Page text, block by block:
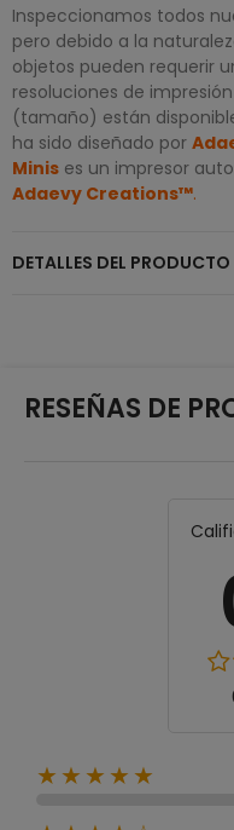
Inspeccionamos todos
pero debido a la
objetos pueden requerir
resoluciones de
(tamaño) están
ha sido diseñado por
Minis es un impresor
Adaevy Creations™.
DETALLES DEL PRODUCTO
RESEÑAS DE
★★★★★